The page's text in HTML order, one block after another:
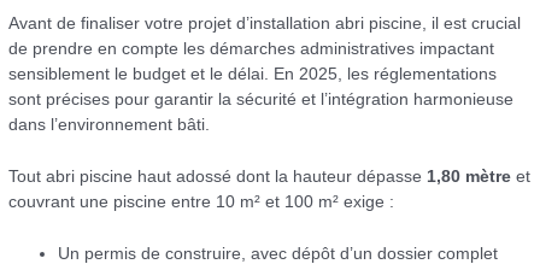
Avant de finaliser votre projet d’installation abri piscine, il est crucial
de prendre en compte les démarches administratives impactant
sensiblement le budget et le délai. En 2025, les réglementations
sont précises pour garantir la sécurité et l’intégration harmonieuse
dans l’environnement bâti.
Tout abri piscine haut adossé dont la hauteur dépasse 1,80 mètre et
couvrant une piscine entre 10 m² et 100 m² exige :
Un permis de construire, avec dépôt d’un dossier complet